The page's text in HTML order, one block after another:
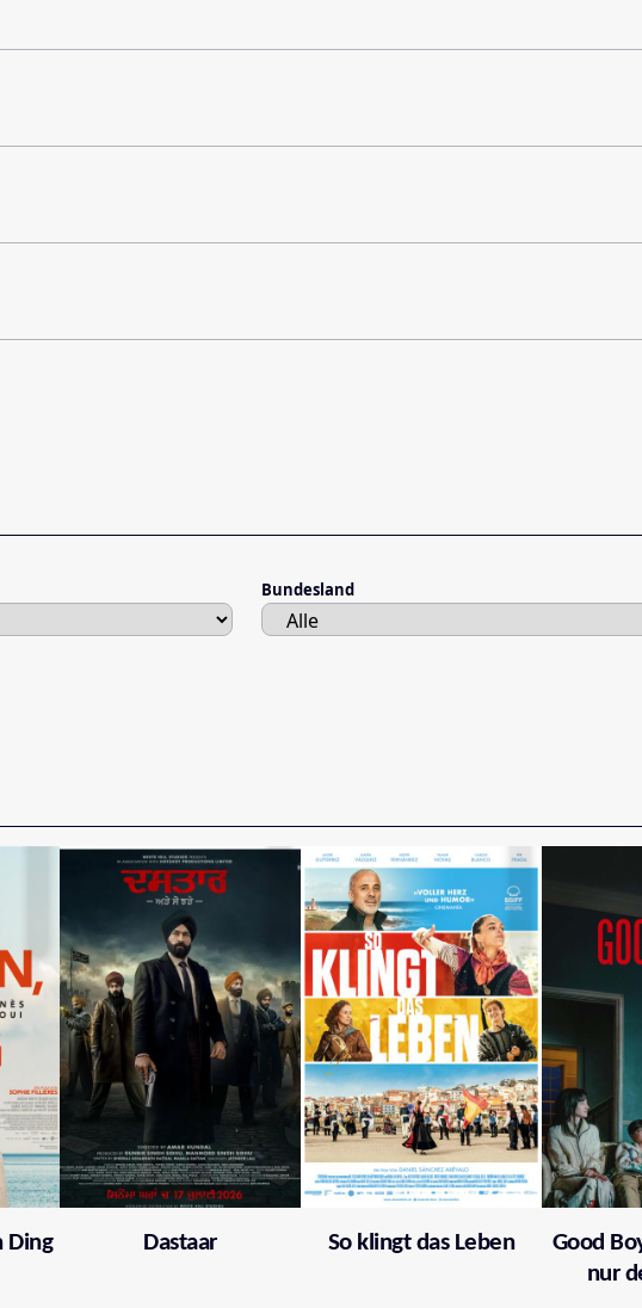
Bundesland
Ding Dastaar So klingt das Leben
Good
nur